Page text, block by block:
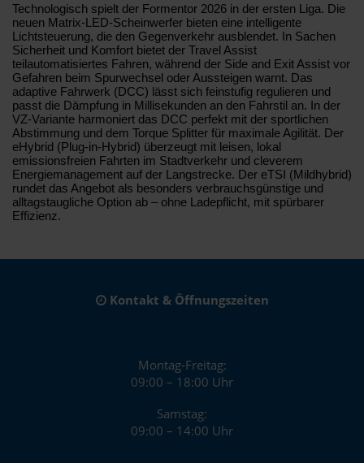
Technologisch spielt der Formentor 2026 in der ersten Liga. Die
neuen Matrix-LED-Scheinwerfer bieten eine intelligente
Lichtsteuerung, die den Gegenverkehr ausblendet. In Sachen
Sicherheit und Komfort bietet der Travel Assist
teilautomatisiertes Fahren, während der Side and Exit Assist vor
Gefahren beim Spurwechsel oder Aussteigen warnt. Das
adaptive Fahrwerk (DCC) lässt sich feinstufig regulieren und
passt die Dämpfung in Millisekunden an den Fahrstil an. In der
VZ-Variante harmoniert das DCC perfekt mit der sportlichen
Abstimmung und dem Torque Splitter für maximale Agilität. Der
eHybrid (Plug-in-Hybrid) überzeugt mit leisen, lokal
emissionsfreien Fahrten im Stadtverkehr und cleverem
Energiemanagement auf der Langstrecke. Der eTSI (Mildhybrid)
rundet das Angebot als besonders verbrauchsgünstige und
alltagstaugliche Option ab – ohne Ladepflicht, mit spürbarer
Effizienz.
Kontakt & Öffnungszeiten
Montag-Freitag:
09:00 – 18:00 Uhr
Samstag:
09:00 – 14:00 Uhr